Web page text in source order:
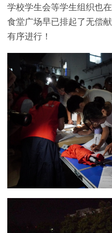
学校学生会等学生组织也
食堂广场早已排起了无偿
有序进行！